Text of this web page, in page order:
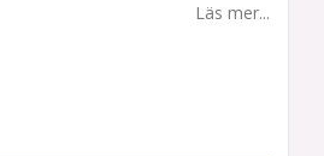
Läs mer...